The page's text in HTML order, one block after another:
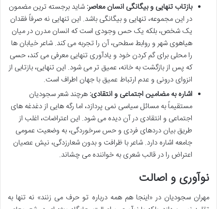
بازتاب تنهایی و بیگانگی انسان معاصر: شاید برجسته ترین مضمون
در این مجموعه، تنهایی و بیگانگی باشد. این تنهایی نه صرفاً فقدان
یک شخص، بلکه یک حس وجودی است که انسان مدرن در میان
هیاهوی شهر و روابط سطحی، آن را تجربه می کند. شاعر خیابان ها
را محلی برای گم کردن خود و یادآوری تنهایی معرفی می کند، حسی
که پس از بازگشت به خانه، عمیق تر می شود. این تنهایی، بازتابی از
انزوای درونی و عدم ارتباط عمیق با جهان اطراف است.
اشاره به مضامین اجتماعی و انتقادی: هرچند شعر سجودیان
مستقیماً به مسائل سیاسی نمی پردازد، اما رگه هایی از دغدغه های
اجتماعی و انتقادی در آن دیده می شود. این اعتراضات، اغلب از
طریق بیان دردهای فردی و حس سرخوردگی، به وضعیت عمومی
جامعه اشاره دارد. شاعر با ظرافت و بدون شعارزدگی، نیش عصیان
اعتراض را در قالب شعری به خواننده می چشاند.
نوآوری و اصالت
مهران سجودیان در «اینجا هم همه درباره تو حرف می زنند» نه تنها به